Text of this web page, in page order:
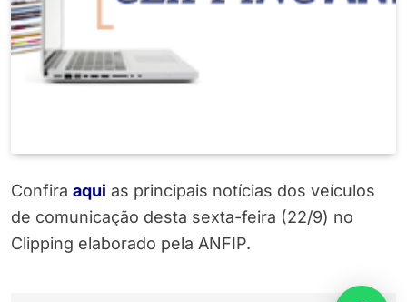
Confira aqui as principais notícias dos veículos
de comunicação desta sexta-feira (22/9) no
Clipping elaborado pela ANFIP.